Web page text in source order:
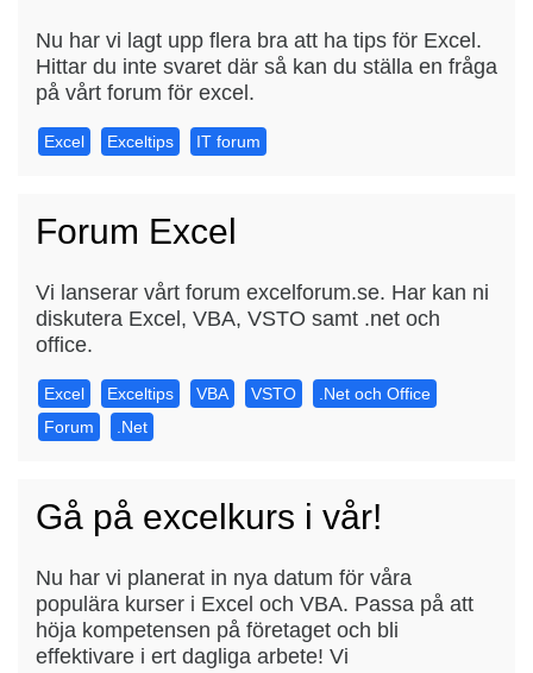
Nu har vi lagt upp flera bra att ha tips för Excel.
Hittar du inte svaret där så kan du ställa en fråga
på vårt forum för excel.
Excel Exceltips IT forum
Forum Excel
Vi lanserar vårt forum excelforum.se. Har kan ni
diskutera Excel, VBA, VSTO samt .net och
office.
Excel Exceltips VBA VSTO
.Net och Office
Forum
.Net
Gå på excelkurs i vår!
Nu har vi planerat in nya datum för våra
populära kurser i Excel och VBA. Passa på att
höja kompetensen på företaget och bli
effektivare i ert dagliga arbete! Vi